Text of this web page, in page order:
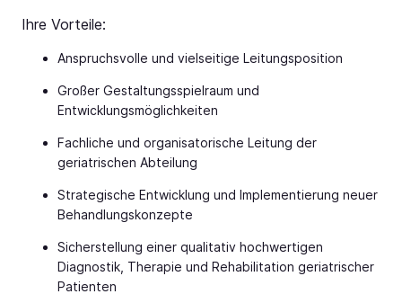
Ihre Vorteile:
Anspruchsvolle und vielseitige Leitungsposition
Großer Gestaltungsspielraum und
Entwicklungsmöglichkeiten
Fachliche und organisatorische Leitung der
geriatrischen Abteilung
Strategische Entwicklung und Implementierung neuer
Behandlungskonzepte
Sicherstellung einer qualitativ hochwertigen
Diagnostik, Therapie und Rehabilitation geriatrischer
Patienten